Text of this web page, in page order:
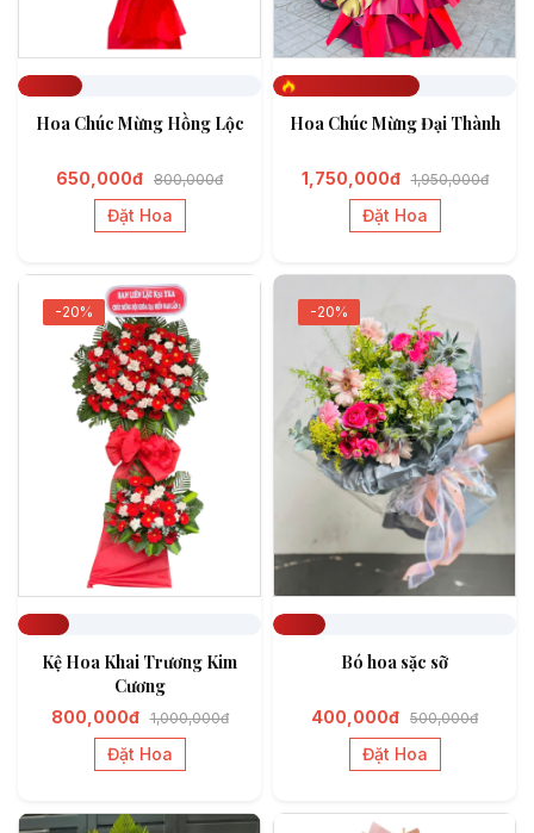
Hoa Chúc Mừng Hồng Lộc
650,000đ 800,000đ
Đặt Hoa
Hoa Chúc Mừng Đại Thành
1,750,000đ 1,950,000đ
Đặt Hoa
-20%
Kệ Hoa Khai Trương Kim
Cương
800,000đ 1,000,000đ
Đặt Hoa
-20%
Bó hoa sặc sỡ
400,000đ 500,000đ
Đặt Hoa